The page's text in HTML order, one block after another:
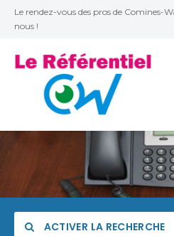
Le rendez-vous des pros de Comines-
nous !
ACTIVER LA RECHERCHE